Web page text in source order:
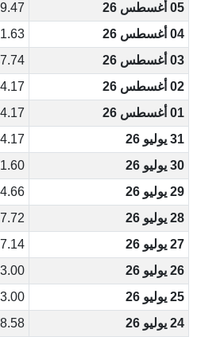
05 أغسطس 26
04 أغسطس 26
03 أغسطس 26
02 أغسطس 26
01 أغسطس 26
31 يوليو 26
30 يوليو 26
29 يوليو 26
28 يوليو 26
27 يوليو 26
26 يوليو 26
25 يوليو 26
24 يوليو 26